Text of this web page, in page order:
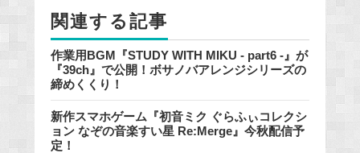
k
関連する記事
作業用BGM『STUDY WITH MIKU - part6 -』が
『39ch』で公開！ボサノバアレンジシリーズの
締めくくり！
新作スマホゲーム『初音ミク ぐらふぃコレクシ
ョン なぞの音楽すい星 Re:Merge』今秋配信予
定！